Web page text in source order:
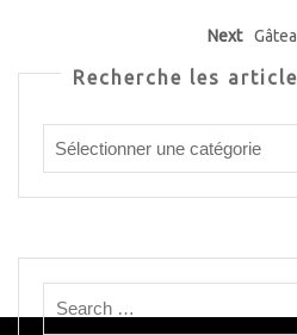
Next
Recherche les